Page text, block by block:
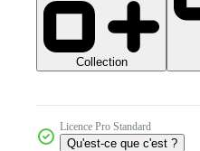
Collection
Licence Pro Standard
Qu'est-ce que c'est ?